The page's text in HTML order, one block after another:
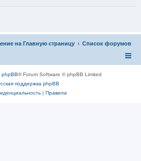
на Главную страницу Список форумов
phpBB® Forum Software © phpBB Limited
поддержка phpBB
| Правила